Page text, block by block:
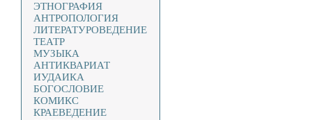
ЭТНОГРАФИЯ
АНТРОПОЛОГИЯ
ЛИТЕРАТУРОВЕДЕНИЕ
ТЕАТР
МУЗЫКА
АНТИКВАРИАТ
ИУДАИКА
БОГОСЛОВИЕ
КОМИКС
КРАЕВЕДЕНИЕ